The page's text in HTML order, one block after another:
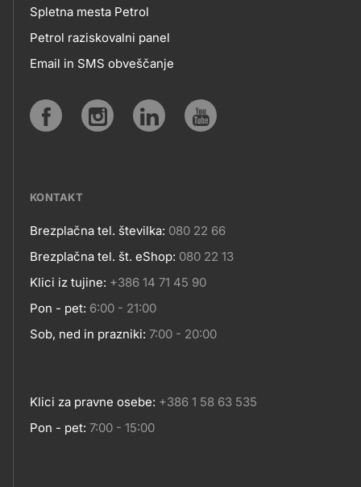
MOBILNE
APLIKACIJE
SPLETNA
Spletna mesta Petrol
Petrol raziskovalni panel
Email in SMS obveščanje
KONTAKT
Kontakt
Brezplačna tel. številka: 080 22 66
Brezplačna tel. št. eShop: 080 22 13
Klici iz tujine: +386 14 71 45 90
Pon - pet: 6:00 - 21:00
Sob, ned in prazniki: 7:00 - 20:00
Klici za pravne osebe: +386 1 58 63 535
Pon - pet: 7:00 - 15:00